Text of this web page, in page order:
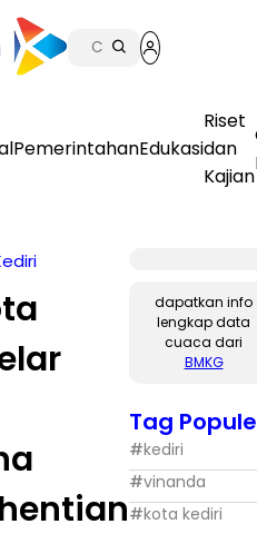
PemerintahanEdukasi
Riset
dan
Kajian
dapatkan info
lengkap data
cuaca dari
BMKG
Tag
#kediri
#vinanda
#kota kediri